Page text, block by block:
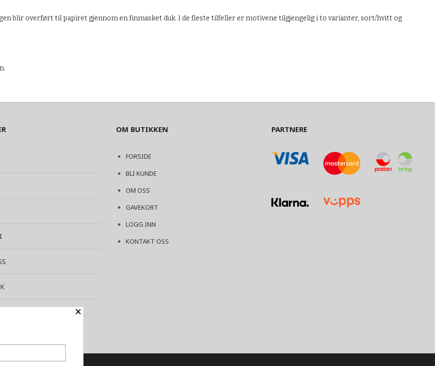
blir overført til papiret gjennom en finmasket duk. I de fleste tilfeller er motivene tilgjengelig i to varianter, sort/hvitt og
OM BUTIKKEN
FORSIDE
BLI KUNDE
OM OSS
GAVEKORT
LOGG INN
KONTAKT OSS
PARTNERE
×